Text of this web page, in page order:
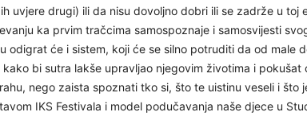
uvjere drugi) ili da nisu dovoljno dobri ili se zadrže u toj
ka prvim tračcima samospoznaje i samosvijesti
odigrat će i sistem, koji će se silno potruditi da od male
bi sutra lakše upravljao njegovim životima i pokušat
nego zaista spoznati tko si, što te uistinu veseli i što
IKS Festivala i model podučavanja naše djece u